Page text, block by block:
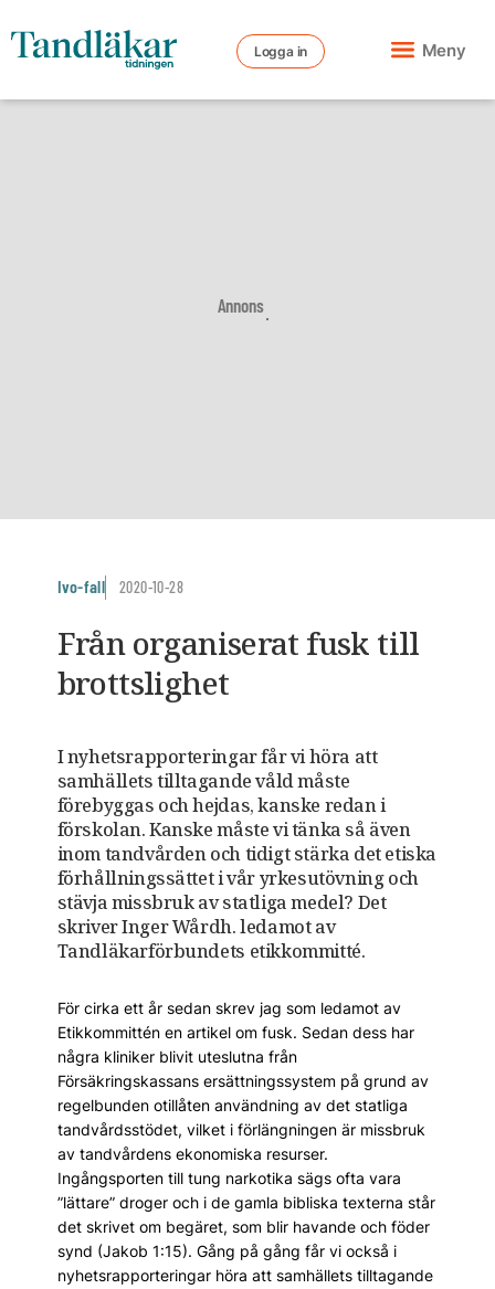
Logga in Meny
Annons
Ivo-fall 2020-10-28
Från organiserat fusk till
brottslighet
I nyhetsrapporteringar får vi höra att
samhällets tilltagande våld måste
förebyggas och hejdas, kanske redan i
förskolan. Kanske måste vi tänka så även
inom tandvården och tidigt stärka det etiska
förhållningssättet i vår yrkes­utövning och
stävja missbruk av statliga medel? Det
skriver Inger Wårdh. ledamot av
Tandläkarförbundets etikkommitté.
För cirka ett år sedan skrev jag som ledamot av
Etikkommittén en artikel om fusk. Sedan dess har
några kliniker blivit uteslutna från
Försäkringskassans ersättningssystem på grund av
regelbunden otillåten användning av det statliga
tandvårdsstödet, vilket i förlängningen är missbruk
av tandvårdens ekonomiska resurser.
Ingångsporten till tung narkotika sägs ofta vara
”lättare” droger och i de gamla bibliska texterna står
det skrivet om begäret, som blir havande och föder
synd (Jakob 1:15). Gång på gång får vi också i
nyhetsrapporteringar höra att samhällets tilltagande